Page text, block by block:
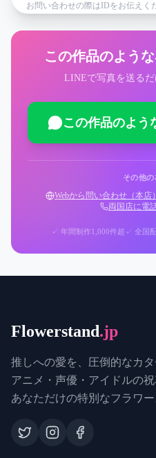
お問い合わせの際はIDをお伝えく
この作品のよう
LINEで写真を送る
この作品のよう
その他
Webから問い合わせ（本店）
両国店に電
✓ 年間制作1,000件超 ✓ 全国
Flowerstand.jp
推しへの愛を、圧倒的なカタ
アニメ・声優・アイドルの祝
あなただけの特別なフラワ